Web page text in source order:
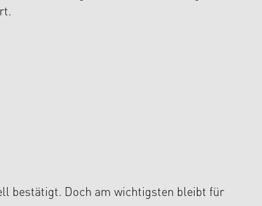
bestätigt. Doch am wichtigsten bleibt für